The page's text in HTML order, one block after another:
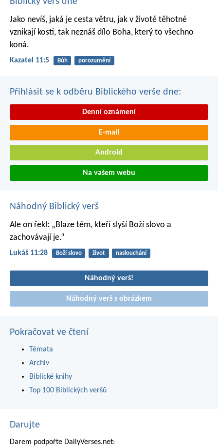
Jako nevíš, jaká je cesta větru, jak v životě těhotné
vznikají kosti, tak neznáš dílo Boha, který to všechno
koná.
Kazatel 11:5 Bůh porozumění
Přihlásit se k odběru Biblického verše dne:
Denní oznámení
E-mail
Android
Na vašem webu
Náhodný Biblický verš
Ale on řekl: „Blaze těm, kteří slyší Boží slovo a
zachovávají je.“
Lukáš 11:28 Boží slovo život naslouchání
Náhodný verš!
Náhodný verš s obrázkem
Pokračovat ve čtení
Témata
Archiv
Biblické knihy
Top 100 Biblických veršů
Darujte
Darem podpořte DailyVerses.net: